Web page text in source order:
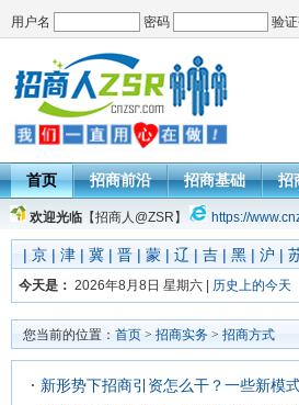
用户名 密码 验
首页 招商前沿 招商基础 招
欢迎光临 【招商人@ZSR】 https://
| 京 | 津 | 冀 | 晋 | 蒙 | 辽 | 吉 | 黑 | 沪 |
今天是： 2026年8月8日 星期六 | 历史上的今天
您当前的位置： 首页 > 招商实务 > 招商方式
新形势下招商引资怎么干？一些新模